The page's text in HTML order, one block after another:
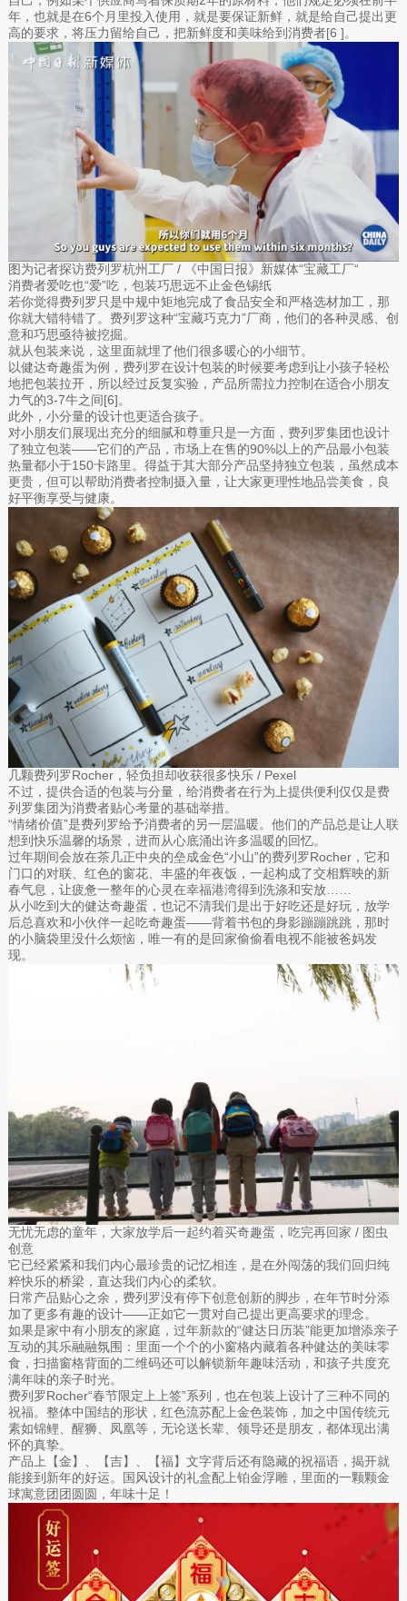
年，也就是在6个月里投入使用，就是要保证新鲜，就是给自己提出更
高的要求，将压力留给自己，把新鲜度和美味给到消费者[6 ]。
图为记者探访费列罗杭州工厂 / 《中国日报》新媒体“宝藏工厂“
消费者爱吃也“爱”吃，包装巧思远不止金色锡纸
若你觉得费列罗只是中规中矩地完成了食品安全和严格选材加工，那
你就大错特错了。费列罗这种“宝藏巧克力”厂商，他们的各种灵感、创
意和巧思亟待被挖掘。
就从包装来说，这里面就埋了他们很多暖心的小细节。
以健达奇趣蛋为例，费列罗在设计包装的时候要考虑到让小孩子轻松
地把包装拉开，所以经过反复实验，产品所需拉力控制在适合小朋友
力气的3-7牛之间[6]。
此外，小分量的设计也更适合孩子。
对小朋友们展现出充分的细腻和尊重只是一方面，费列罗集团也设计
了独立包装——它们的产品，市场上在售的90%以上的产品最小包装
热量都小于150卡路里。得益于其大部分产品坚持独立包装，虽然成本
更贵，但可以帮助消费者控制摄入量，让大家更理性地品尝美食，良
好平衡享受与健康。
几颗费列罗Rocher，轻负担却收获很多快乐 / Pexel
不过，提供合适的包装与分量，给消费者在行为上提供便利仅仅是费
列罗集团为消费者贴心考量的基础举措。
“情绪价值”是费列罗给予消费者的另一层温暖。他们的产品总是让人联
想到快乐温馨的场景，进而从心底涌出许多温暖的回忆。
过年期间会放在茶几正中央的垒成金色“小山”的费列罗Rocher，它和
门口的对联、红色的窗花、丰盛的年夜饭，一起构成了交相辉映的新
春气息，让疲惫一整年的心灵在幸福港湾得到洗涤和安放……
从小吃到大的健达奇趣蛋，也记不清我们是出于好吃还是好玩，放学
后总喜欢和小伙伴一起吃奇趣蛋——背着书包的身影蹦蹦跳跳，那时
的小脑袋里没什么烦恼，唯一有的是回家偷偷看电视不能被爸妈发
现。
无忧无虑的童年，大家放学后一起约着买奇趣蛋，吃完再回家 / 图虫
创意
它已经紧紧和我们内心最珍贵的记忆相连，是在外闯荡的我们回归纯
粹快乐的桥梁，直达我们内心的柔软。
日常产品贴心之余，费列罗没有停下创意创新的脚步，在年节时分添
加了更多有趣的设计——正如它一贯对自己提出更高要求的理念。
如果是家中有小朋友的家庭，过年新款的“健达日历装”能更加增添亲子
互动的其乐融融氛围：里面一个个的小窗格内藏着各种健达的美味零
食，扫描窗格背面的二维码还可以解锁新年趣味活动，和孩子共度充
满年味的亲子时光。
费列罗Rocher“春节限定上上签”系列，也在包装上设计了三种不同的
祝福。整体中国结的形状，红色流苏配上金色装饰，加之中国传统元
素如锦鲤、醒狮、凤凰等，无论送长辈、领导还是朋友，都体现出满
怀的真挚。
产品上【金】、【吉】、【福】文字背后还有隐藏的祝福语，揭开就
能接到新年的好运。国风设计的礼盒配上铂金浮雕，里面的一颗颗金
球寓意团团圆圆，年味十足！